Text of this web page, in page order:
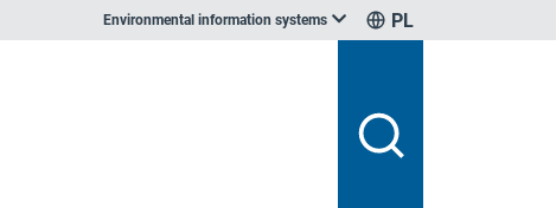
Environmental information systems PL